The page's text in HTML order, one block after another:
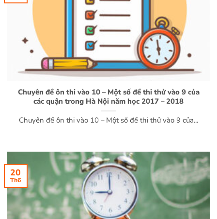
Chuyên đề ôn thi vào 10 – Một số đề thi thử vào 9 của
các quận trong Hà Nội năm học 2017 – 2018
Chuyên đề ôn thi vào 10 – Một số đề thi thử vào 9 của...
20
Th6